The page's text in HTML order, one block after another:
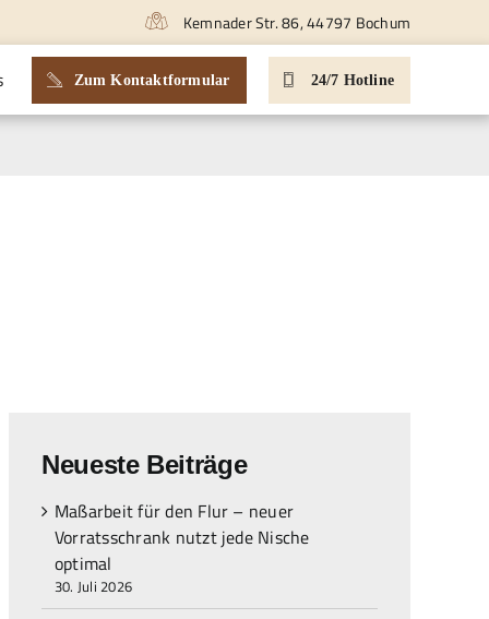
Kemnader Str. 86, 44797 Bochum
Zum Kontaktformular 24/7 Hotline
Neueste Beiträge
Maßarbeit für den Flur – neuer
Vorratsschrank nutzt jede Nische
optimal
30. Juli 2026